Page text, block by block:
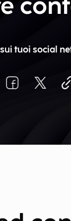
tuoi social